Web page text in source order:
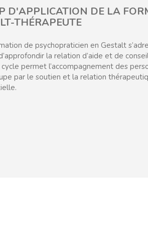
D'APPLICATION DE LA
THÉRAPEUTE
de psychopraticien en Gestalt
la relation d’aide et de
permet l’accompagnement des
par le soutien et la relation